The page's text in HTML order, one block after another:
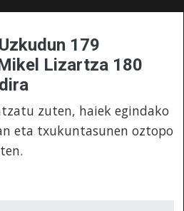
179
Lizartza 180
zuten, haiek egindako
eta txukuntasunen oztopo